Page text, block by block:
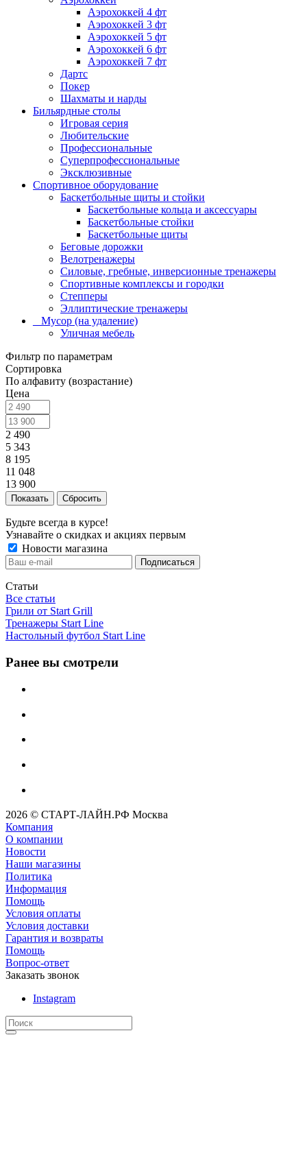
Аэрохоккей 4 фт
Аэрохоккей 3 фт
Аэрохоккей 5 фт
Аэрохоккей 6 фт
Аэрохоккей 7 фт
Дартс
Покер
Шахматы и нарды
Бильярдные столы
Игровая серия
Любительские
Профессиональные
Суперпрофессиональные
Эксклюзивные
Спортивное оборудование
Баскетбольные щиты и стойки
Баскетбольные кольца и аксессуары
Баскетбольные стойки
Баскетбольные щиты
Беговые дорожки
Велотренажеры
Силовые, гребные, инверсионные тренажеры
Спортивные комплексы и городки
Степперы
Эллиптические тренажеры
_ Мусор (на удаление)
Уличная мебель
Фильтр по параметрам
Сортировка
По алфавиту (возрастание)
Цена
2 490
5 343
8 195
11 048
13 900
Сбросить
Будьте всегда в курсе!
Узнавайте о скидках и акциях первым
Новости магазина
Статьи
Все статьи
Грили от Start Grill
Тренажеры Start Line
Настольный футбол Start Line
Ранее вы смотрели
2026 © СТАРТ-ЛАЙН.РФ Москва
Компания
О компании
Новости
Наши магазины
Политика
Информация
Помощь
Условия оплаты
Условия доставки
Гарантия и возвраты
Помощь
Вопрос-ответ
Заказать звонок
Instagram